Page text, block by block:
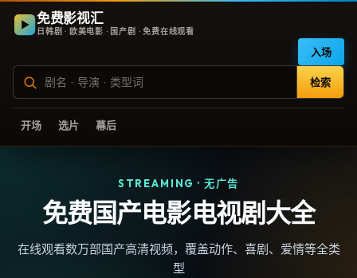
免费影视汇
日韩剧 · 欧美电影 · 国产剧 · 免费在线观看
检索
入场
开场 选片 幕后
STREAMING · 无广告
免费国产电影电视剧大全
在线观看数万部国产高清视频，覆盖动作、喜剧、爱情等全类
型